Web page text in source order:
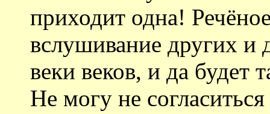
приходит одна!
вслушивание других и
веки веков, и да будет
Не могу не